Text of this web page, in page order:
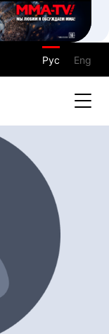
Рус Eng